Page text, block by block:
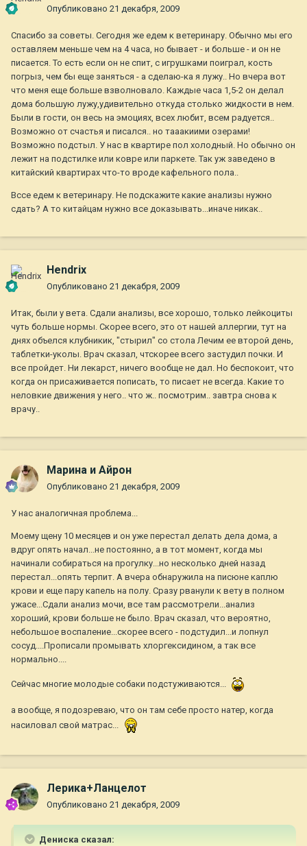
Опубликовано 21 декабря, 2009
Спасибо за советы. Сегодня же едем к ветеринару. Обычно мы его
оставляем меньше чем на 4 часа, но бывает - и больше - и он не
писается. То есть если он не спит, с игрушками поиграл, кость
погрыз, чем бы еще заняться - а сделаю-ка я лужу.. Но вчера вот
что меня еще больше взволновало. Каждые часа 1,5-2 он делал
дома большую лужу,удивительно откуда столько жидкости в нем.
Были в гости, он весь на эмоциях, всех любит, всем радуется..
Возможно от счастья и писался.. но тааакиими озерами!
Возможно подстыл. У нас в квартире пол холодный. Но обычно он
лежит на подстилке или ковре или паркете. Так уж заведено в
китайский квартирах что-то вроде кафельного пола..
Вссе едем к ветеринару. Не подскажите какие анализы нужно
сдать? А то китайцам нужно все доказывать...иначе никак..
Hendrix
Опубликовано 21 декабря, 2009
Итак, были у вета. Сдали анализы, все хорошо, только лейкоциты
чуть больше нормы. Скорее всего, это от нашей аллергии, тут на
днях объелся клубникик, "стырил" со стола Лечим ее второй день,
таблетки-уколы. Врач сказал, чтскорее всего застудил почки. И
все пройдет. Ни лекарст, ничего вообще не дал. Но беспокоит, что
когда он присаживается пописать, то писает не всегда. Какие то
неловкие движения у него.. что ж.. посмотрим.. завтра снова к
врачу..
Марина и Айрон
Опубликовано 21 декабря, 2009
У нас аналогичная проблема...
Моему щену 10 месяцев и он уже перестал делать дела дома, а
вдруг опять начал...не постоянно, а в тот момент, когда мы
начинали собираться на прогулку...но несколько дней назад
перестал...опять терпит. А вчера обнаружила на писюне каплю
крови и еще пару капель на полу. Сразу рванули к вету в полном
ужасе...Сдали анализ мочи, все там рассмотрели...анализ
хороший, крови больше не было. Врач сказал, что вероятно,
небольшое воспаление...скорее всего - подстудил...и лопнул
сосуд....Прописали промывать хлоргексидином, а так все
нормально....
Сейчас многие молодые собаки подстуживаются...
а вообще, я подозреваю, что он там себе просто натер, когда
насиловал свой матрас...
Лерика+Ланцелот
Опубликовано 21 декабря, 2009
Дениска сказал: